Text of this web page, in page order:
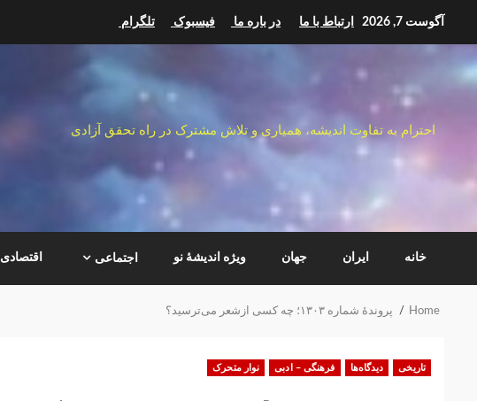
content
آگوست 7, 2026 ارتباط با ما در باره ما فیسبوک تلگرام
احترام به تفاوت اندیشه، همیاری و تلاش مشترک در راه تحقق آزادی
خانه ایران جهان ویژه اندیشهٔ نو اجتماعی اقتصادی
Home پروندهٔ شماره ۱۳۰۳؛ چه کسی ازشعر می‌ترسید؟
تاریخی دیدگاه‌ها فرهنگی – ادبی نوار متحرک